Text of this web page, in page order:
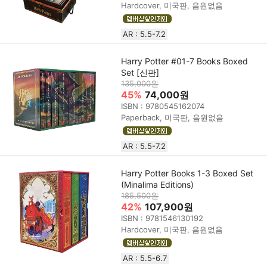
Hardcover, 미국판, 음원없음
AR : 5.5-7.2
Harry Potter #01-7 Books Boxed
Set [신판]
135,000원
45% 74,000원
ISBN : 9780545162074
Paperback, 미국판, 음원없음
AR : 5.5-7.2
Harry Potter Books 1-3 Boxed Set
(Minalima Editions)
185,500원
42% 107,900원
ISBN : 9781546130192
Hardcover, 미국판, 음원없음
AR : 5.5-6.7